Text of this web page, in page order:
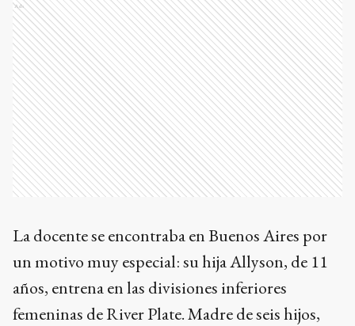
Ads
La docente se encontraba en Buenos Aires por
un motivo muy especial: su hija Allyson, de 11
años, entrena en las divisiones inferiores
femeninas de River Plate. Madre de seis hijos,